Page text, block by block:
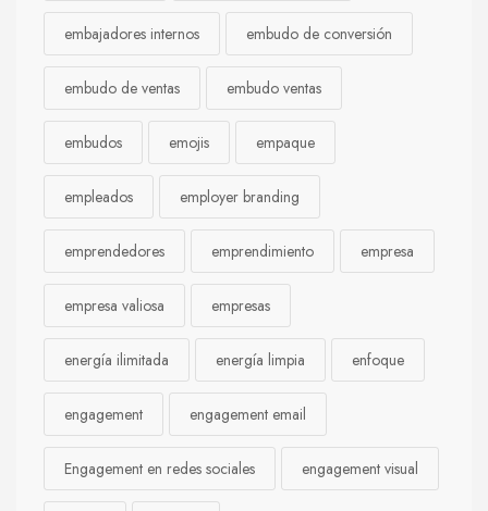
embajadores internos embudo de conversión
embudo de ventas embudo ventas
embudos emojis empaque
empleados employer branding
emprendedores emprendimiento empresa
empresa valiosa empresas
energía ilimitada energía limpia enfoque
engagement engagement email
Engagement en redes sociales engagement visual